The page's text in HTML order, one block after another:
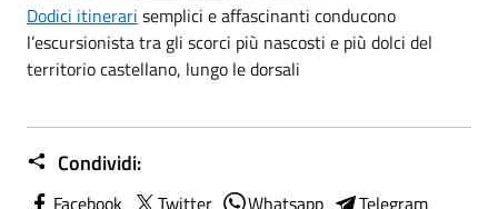
Dodici itinerari semplici e affascinanti conducono
l’escursionista tra gli scorci più nascosti e più dolci del
territorio castellano, lungo le dorsali
Condividi:
Facebook Twitter Whatsapp Telegram